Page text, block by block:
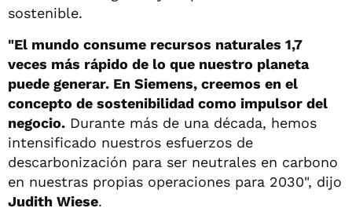
sostenible.
"El mundo consume recursos naturales 1,7
veces más rápido de lo que nuestro planeta
puede generar. En Siemens, creemos en el
concepto de sostenibilidad como impulsor del
negocio. Durante más de una década, hemos
intensificado nuestros esfuerzos de
descarbonización para ser neutrales en carbono
en nuestras propias operaciones para 2030", dijo
Judith Wiese.